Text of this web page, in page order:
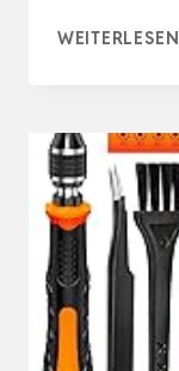
WEITERLESEN